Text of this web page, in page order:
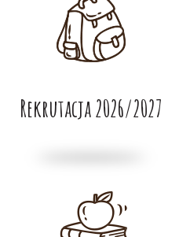
Rekrutacja 2026/2027